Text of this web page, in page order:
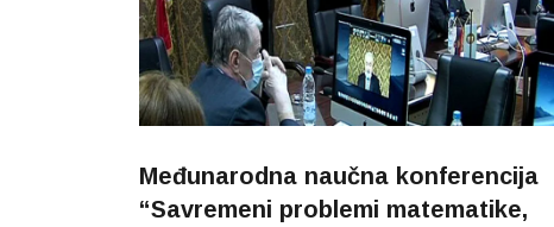
Međunarodna naučna konferencija
“Savremeni problemi matematike,